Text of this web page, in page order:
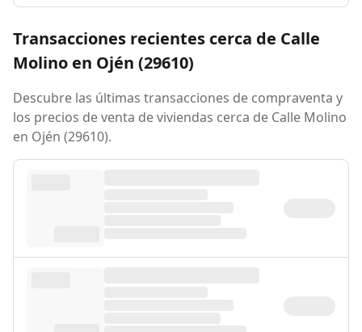
Transacciones recientes cerca de Calle
Molino en Ojén (29610)
Descubre las últimas transacciones de compraventa y
los precios de venta de viviendas cerca de Calle Molino
en Ojén (29610).